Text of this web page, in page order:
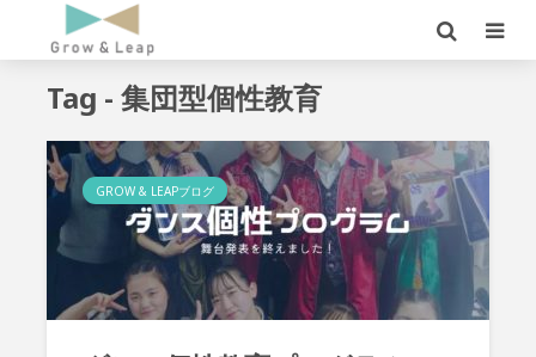
Tag - 集団型個性教育
GROW & LEAPブログ